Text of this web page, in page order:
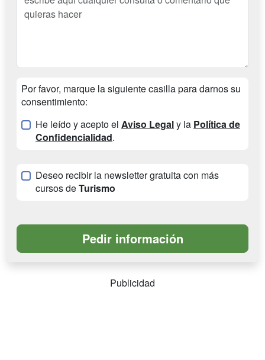
Por favor, marque la siguiente casilla para darnos su
consentimiento:
He leído y acepto el Aviso Legaly la Política de
Confidencialidad.
Deseo recibir la newsletter gratuita con más
cursos deTurismo
Publicidad